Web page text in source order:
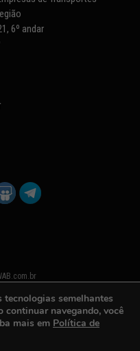
6º andar
tecnologias semelhantes
continuar navegando, você
mais em Política de